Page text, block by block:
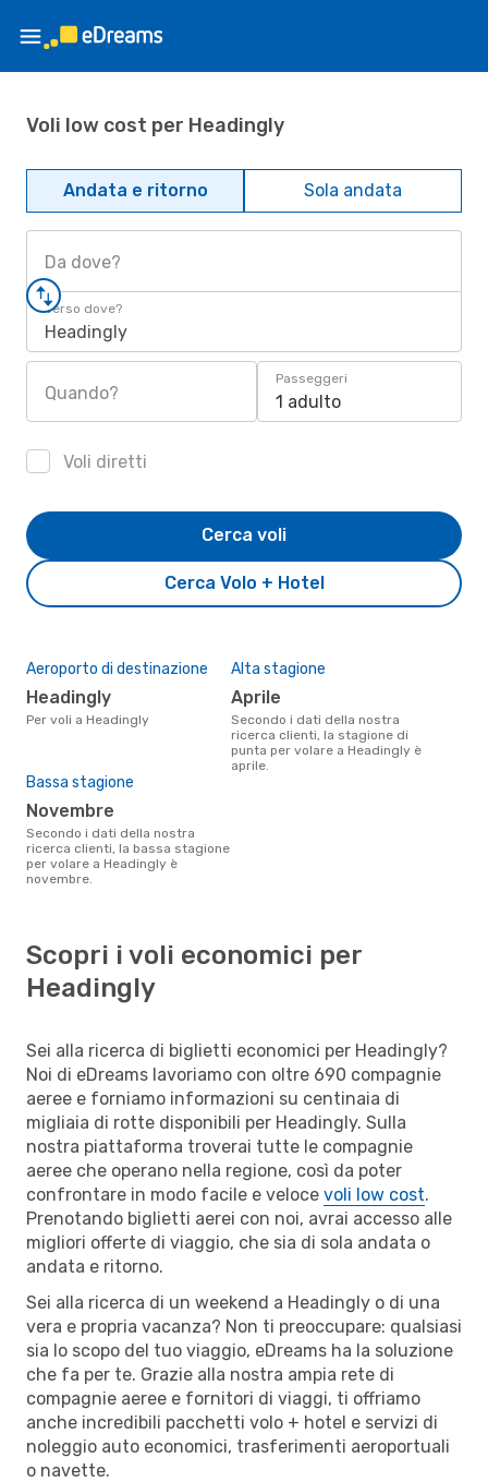
Voli low cost per Headingly
Andata e ritorno Sola andata
Da dove?
Verso dove?
Headingly
Quando?
Passeggeri
1 adulto
Voli diretti
Cerca Volo + Hotel
Cerca voli
Aeroporto di destinazione
Headingly
Per voli a Headingly
Alta stagione
aprile
Secondo i dati della nostra
ricerca clienti, la stagione di
punta per volare a Headingly è
aprile.
Bassa stagione
novembre
Secondo i dati della nostra
ricerca clienti, la bassa stagione
per volare a Headingly è
novembre.
Scopri i voli economici per
Headingly
Sei alla ricerca di biglietti economici per Headingly?
Noi di eDreams lavoriamo con oltre 690 compagnie
aeree e forniamo informazioni su centinaia di
migliaia di rotte disponibili per Headingly. Sulla
nostra piattaforma troverai tutte le compagnie
aeree che operano nella regione, così da poter
confrontare in modo facile e veloce voli low cost.
Prenotando biglietti aerei con noi, avrai accesso alle
migliori offerte di viaggio, che sia di sola andata o
andata e ritorno.
Sei alla ricerca di un weekend a Headingly o di una
vera e propria vacanza? Non ti preoccupare: qualsiasi
sia lo scopo del tuo viaggio, eDreams ha la soluzione
che fa per te. Grazie alla nostra ampia rete di
compagnie aeree e fornitori di viaggi, ti offriamo
anche incredibili pacchetti volo + hotel e servizi di
noleggio auto economici, trasferimenti aeroportuali
o navette.